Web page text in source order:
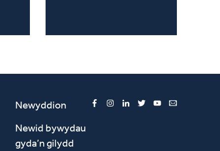
Newyddion
Newid bywydau
gyda’n gilydd